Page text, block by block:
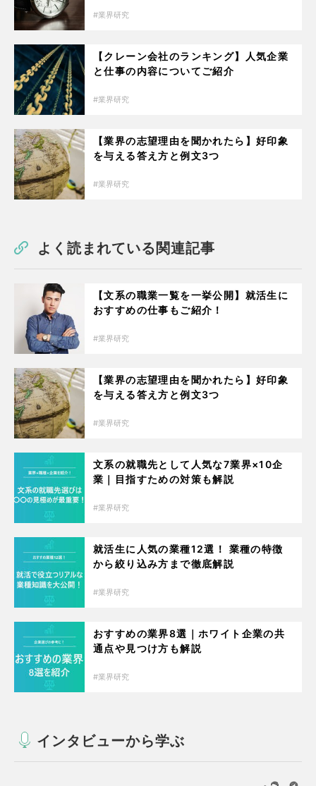
業界研究
【クレーン会社のランキング】人気企業
と仕事の内容についてご紹介
業界研究
【業界の志望理由を聞かれたら】好印象
を与える答え方と例文3つ
業界研究
よく読まれている関連記事
【文系の職業一覧を一挙公開】就活生に
おすすめの仕事もご紹介！
業界研究
【業界の志望理由を聞かれたら】好印象
を与える答え方と例文3つ
業界研究
文系の就職先として人気な7業界×10企
業｜目指すための対策も解説
業界研究
就活生に人気の業種12選！ 業種の特徴
から絞り込み方まで徹底解説
業界研究
おすすめの業界8選｜ホワイト企業の共
通点や見つけ方も解説
業界研究
インタビューから学ぶ